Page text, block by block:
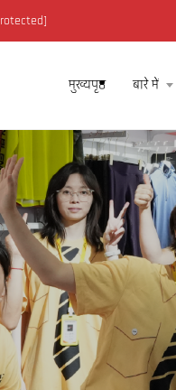
मुख्यपृष्ठ बारे में